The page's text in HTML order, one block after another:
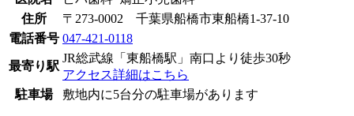
住所
〒273-0002 千葉県船橋市東船橋1-37-10
電話番号 047-421-0118
最寄り駅
JR総武線「東船橋駅」南口より徒歩30秒
アクセス詳細はこちら
駐車場
敷地内に5台分の駐車場があります